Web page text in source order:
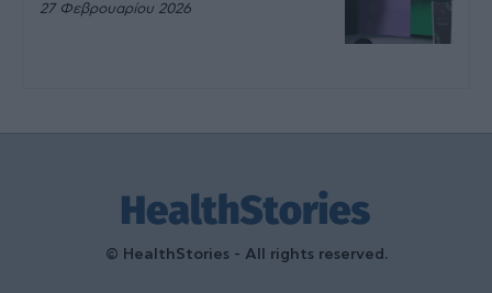
27 Φεβρουαρίου 2026
© HealthStories - All rights reserved.